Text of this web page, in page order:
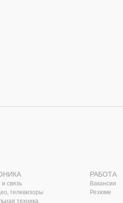
связь
телевизоры
техника
РАБОТА
Вакансии
Резюме